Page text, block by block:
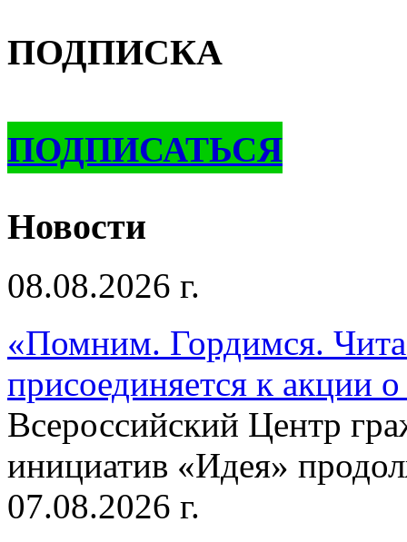
ПОДПИСКА
ПОДПИСАТЬСЯ
Новости
08.08.2026 г.
«Помним. Гордимся.
присоединяется к акции
Всероссийский Центр
инициатив «Идея»
07.08.2026 г.